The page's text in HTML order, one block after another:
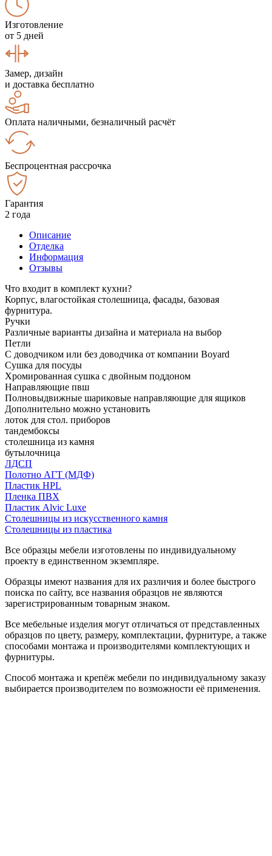
Изготовление
от 5 дней
Замер, дизайн
и доставка бесплатно
Оплата наличными, безналичный расчёт
Беспроцентная рассрочка
Гарантия
2 года
Описание
Отделка
Информация
Отзывы
Что входит в комплект кухни?
Корпус, влагостойкая столешница, фасады, базовая
фурнитура.
Ручки
Различные варианты дизайна и материала на выбор
Петли
С доводчиком или без доводчика от компании Boyard
Сушка для посуды
Хромированная сушка с двойным поддоном
Направляющие пвш
Полновыдвижные шариковые направляющие для ящиков
Дополнительно можно установить
лоток для стол. приборов
тандембоксы
столешница из камня
бутылочница
ЛДСП
Полотно АГТ (МДФ)
Пластик HPL
Пленка ПВХ
Пластик Alvic Luxe
Столешницы из искусственного камня
Столешницы из пластика
Все образцы мебели изготовлены по индивидуальному
проекту в единственном экземпляре.
Образцы имеют названия для их различия и более быстрого
поиска по сайту, все названия образцов не являются
зарегистрированным товарным знаком.
Все мебельные изделия могут отличаться от представленных
образцов по цвету, размеру, комплектации, фурнитуре, а также
способами монтажа и производителями комплектующих и
фурнитуры.
Способ монтажа и крепёж мебели по индивидуальному заказу
выбирается производителем по возможности её применения.